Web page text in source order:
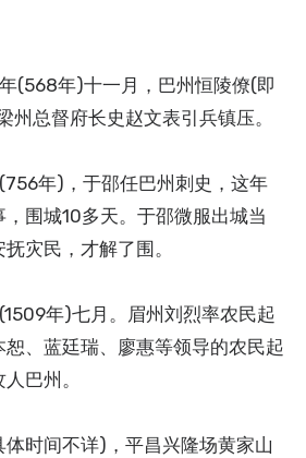
(568年)十一月，巴州恒陵僚(即
州总督府长史赵文表引兵镇压。
年)，于邵任巴州刺史，这年
围城10多天。于邵微服出城当
灾民，才解了围。
年)七月。眉州刘烈率农民起
恕、蓝廷瑞、廖惠等领导的农民起
巴州。
时间不详)，平昌兴隆场黄家山